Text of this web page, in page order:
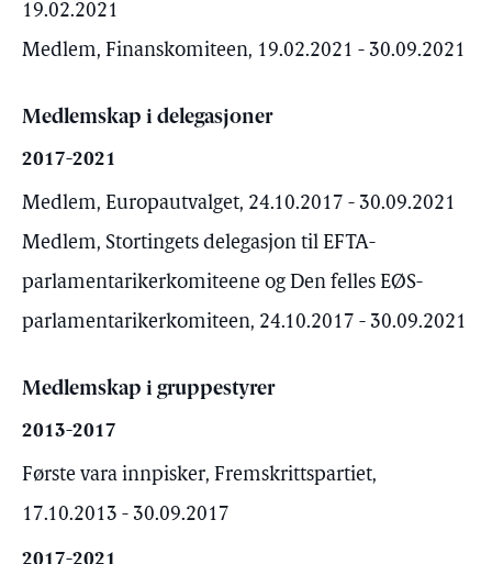
19.02.2021
Medlem, Finanskomiteen, 19.02.2021 - 30.09.2021
Medlemskap i delegasjoner
2017-2021
Medlem, Europautvalget, 24.10.2017 - 30.09.2021
Medlem, Stortingets delegasjon til EFTA-
parlamentarikerkomiteene og Den felles EØS-
parlamentarikerkomiteen, 24.10.2017 - 30.09.2021
Medlemskap i gruppestyrer
2013-2017
Første vara innpisker, Fremskrittspartiet,
17.10.2013 - 30.09.2017
2017-2021